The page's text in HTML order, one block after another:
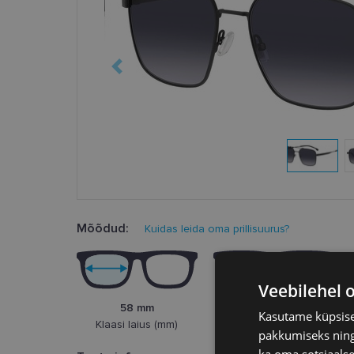
Mõõdud: Kuidas leida oma prillisuurus?
58 mm
Klaasi laius (mm)
18 mm
Veebilehel
Kasutame
pakkumiseks